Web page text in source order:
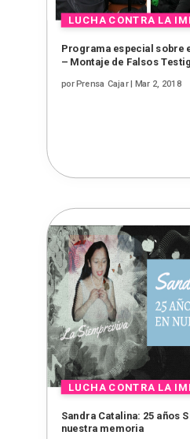
Programa especial sobre
– Montaje de Falsos
porPrensa Cajar| Mar 2, 2018
Sandra Catalina: 25 años
nuestra memoria